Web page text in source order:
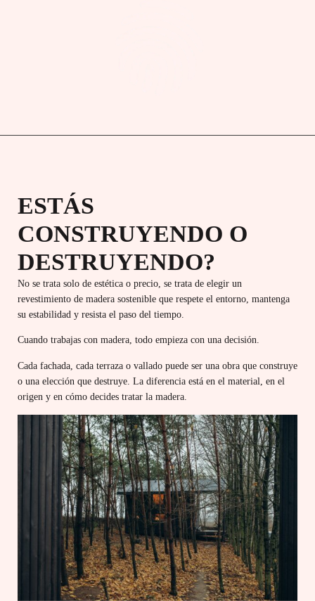
ESTÁS
CONSTRUYENDO O
DESTRUYENDO?
No se trata solo de estética o precio, se trata de elegir un
revestimiento de madera sostenible que respete el entorno, mantenga
su estabilidad y resista el paso del tiempo.
Cuando trabajas con madera, todo empieza con una decisión.
Cada fachada, cada terraza o vallado puede ser una obra que construye
o una elección que destruye. La diferencia está en el material, en el
origen y en cómo decides tratar la madera.